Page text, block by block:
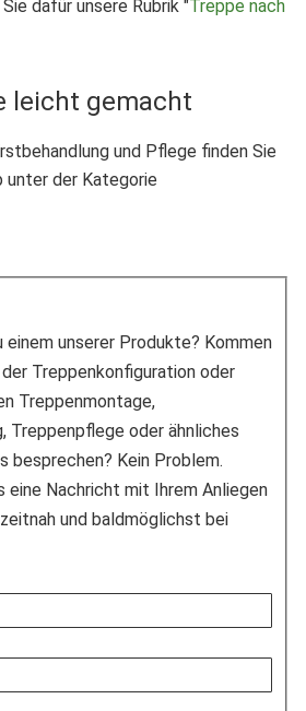
dafür unsere Rubrik "Treppe nach
leicht gemacht
und Pflege finden Sie
unter der Kategorie
einem unserer Produkte? Kommen
Treppenkonfiguration oder
Treppenmontage,
Treppenpflege oder ähnliches
besprechen? Kein Problem.
eine Nachricht mit Ihrem Anliegen
und baldmöglichst bei